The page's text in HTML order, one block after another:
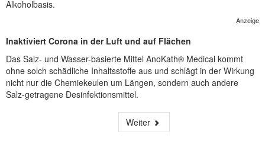
Alkoholbasis.
Anzeige
Inaktiviert Corona in der Luft und auf Flächen
Das Salz- und Wasser-basierte Mittel AnoKath® Medical kommt
ohne solch schädliche Inhaltsstoffe aus und schlägt in der Wirkung
nicht nur die Chemiekeulen um Längen, sondern auch andere
Salz-getragene Desinfektionsmittel.
Weiter